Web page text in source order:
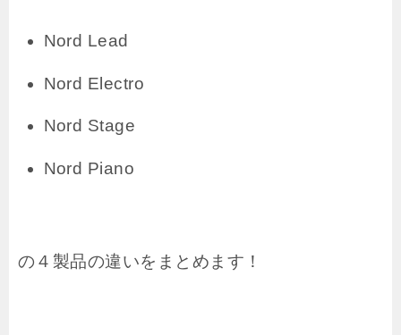
Nord Lead
Nord Electro
Nord Stage
Nord Piano
の４製品の違いをまとめます！